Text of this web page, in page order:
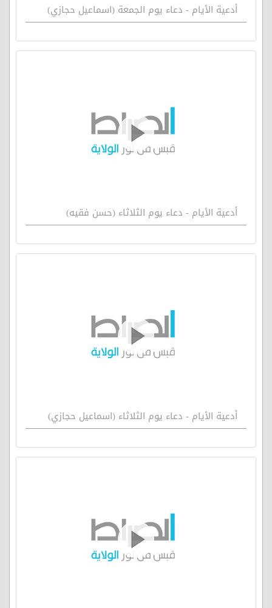
أدعية الأيام - دعاء يوم الجمعة (اسماعيل حجازي)
أدعية الأيام - دعاء يوم الثلاثاء (حسن فقيه)
أدعية الأيام - دعاء يوم الثلاثاء (اسماعيل حجازي)